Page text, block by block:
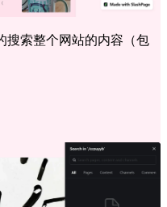
搜索整个网站的内容（包